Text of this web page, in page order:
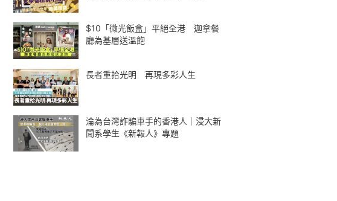
$10「微光飯盒」平絕全港 迦拿餐
廳為基層送溫飽
長者重拾光明 再現多彩人生
淪為台灣詐騙車手的香港人｜浸大新
聞系學生《新報人》專題